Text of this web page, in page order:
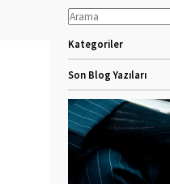
Kategoriler
Son Blog Yazıları